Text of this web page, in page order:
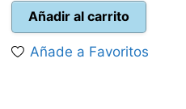
era:
69,99 €.
actual
es:
59,95 €.
Añadir al carrito
Añade a Favoritos